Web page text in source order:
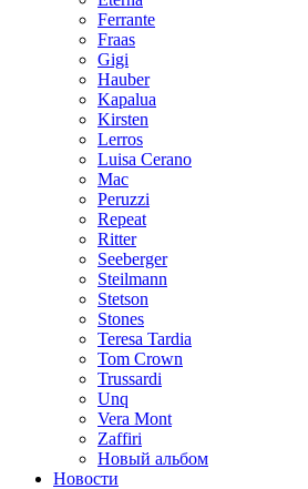
Ferrante
Fraas
Gigi
Hauber
Kapalua
Kirsten
Lerros
Luisa Cerano
Mac
Peruzzi
Repeat
Ritter
Seeberger
Steilmann
Stetson
Stones
Teresa Tardia
Tom Crown
Trussardi
Unq
Vera Mont
Zaffiri
Новый альбом
Новости